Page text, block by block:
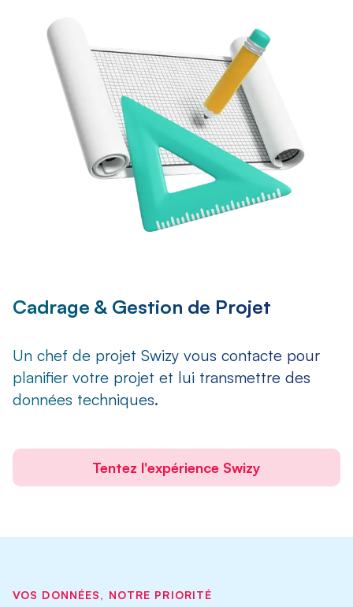
Cadrage & Gestion de Projet
Un chef de projet Swizy vous contacte pour
planifier votre projet et lui transmettre des
données techniques.
Tentez l'expérience Swizy
VOS DONNÉES, NOTRE PRIORITÉ